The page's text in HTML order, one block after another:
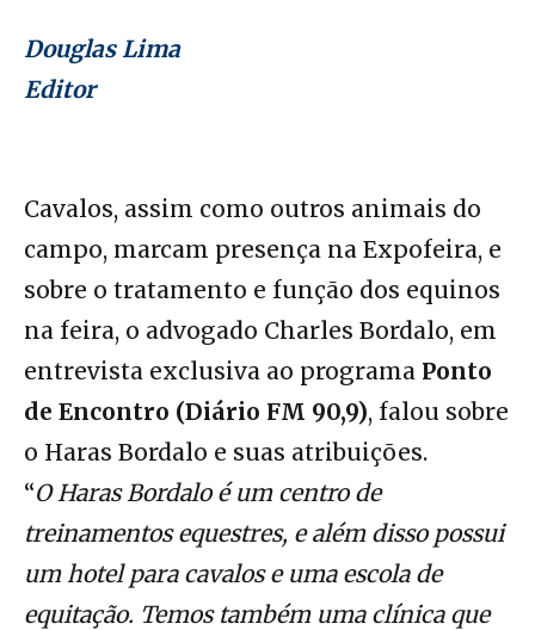
Douglas Lima
Editor
Cavalos, assim como outros animais do
campo, marcam presença na Expofeira, e
sobre o tratamento e função dos equinos
na feira, o advogado Charles Bordalo, em
entrevista exclusiva ao programa Ponto
de Encontro (Diário FM 90,9), falou sobre
o Haras Bordalo e suas atribuições.
“O Haras Bordalo é um centro de
treinamentos equestres, e além disso possui
um hotel para cavalos e uma escola de
equitação. Temos também uma clínica que